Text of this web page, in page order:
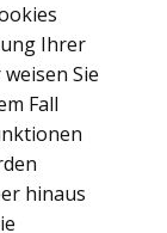
Ihrer
Sie
Fall
hinaus